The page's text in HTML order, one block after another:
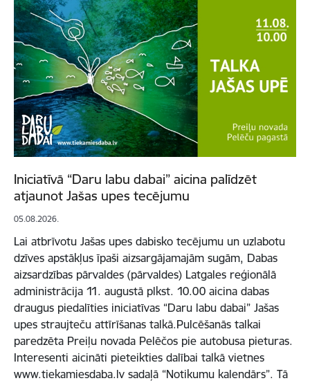
Iniciatīvā “Daru labu dabai” aicina palīdzēt
atjaunot Jašas upes tecējumu
05.08.2026.
Lai atbrīvotu Jašas upes dabisko tecējumu un uzlabotu
dzīves apstākļus īpaši aizsargājamajām sugām, Dabas
aizsardzības pārvaldes (pārvaldes) Latgales reģionālā
administrācija 11. augustā plkst. 10.00 aicina dabas
draugus piedalīties iniciatīvas “Daru labu dabai” Jašas
upes straujteču attīrīšanas talkā.Pulcēšanās talkai
paredzēta Preiļu novada Pelēčos pie autobusa pieturas.
Interesenti aicināti pieteikties dalībai talkā vietnes
www.tiekamiesdaba.lv sadaļā “Notikumu kalendārs”. Tā